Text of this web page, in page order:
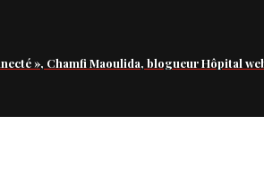
», Chamfi Maoulida, blogueur Hôpital